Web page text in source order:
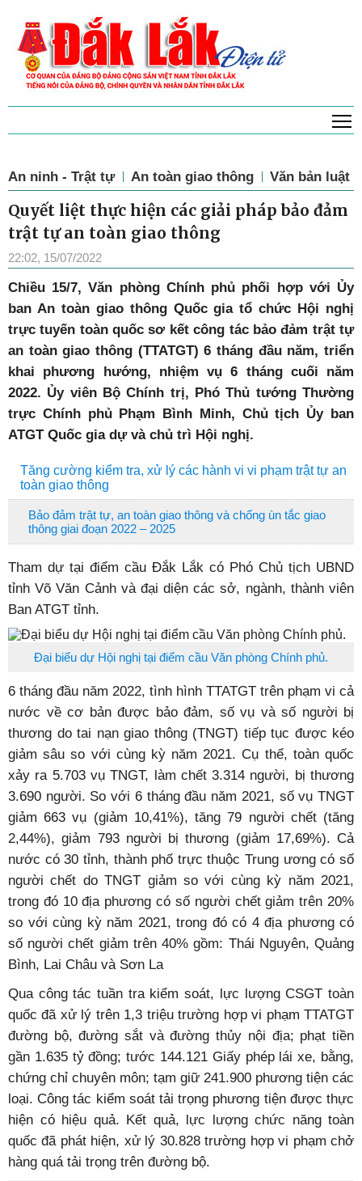
An ninh - Trật tự An toàn giao thông Văn bản luật
Quyết liệt thực hiện các giải pháp bảo đảm
trật tự an toàn giao thông
22:02, 15/07/2022
Chiều 15/7, Văn phòng Chính phủ phối hợp với Ủy
ban An toàn giao thông Quốc gia tổ chức Hội nghị
trực tuyến toàn quốc sơ kết công tác bảo đảm trật tự
an toàn giao thông (TTATGT) 6 tháng đầu năm, triển
khai phương hướng, nhiệm vụ 6 tháng cuối năm
2022. Ủy viên Bộ Chính trị, Phó Thủ tướng Thường
trực Chính phủ Phạm Bình Minh, Chủ tịch Ủy ban
ATGT Quốc gia dự và chủ trì Hội nghị.
Tăng cường kiểm tra, xử lý các hành vi vi phạm trật tự an
toàn giao thông
Bảo đảm trật tự, an toàn giao thông và chống ùn tắc giao
thông giai đoạn 2022 – 2025
Tham dự tại điểm cầu Đắk Lắk có Phó Chủ tịch UBND
tỉnh Võ Văn Cảnh và đại diện các sở, ngành, thành viên
Ban ATGT tỉnh.
Đại biểu dự Hội nghị tại điểm cầu Văn phòng Chính phủ.
6 tháng đầu năm 2022, tình hình TTATGT trên phạm vi cả
nước về cơ bản được bảo đảm, số vụ và số người bị
thương do tai nạn giao thông (TNGT) tiếp tục được kéo
giảm sâu so với cùng kỳ năm 2021. Cụ thể, toàn quốc
xảy ra 5.703 vụ TNGT, làm chết 3.314 người, bị thương
3.690 người. So với 6 tháng đầu năm 2021, số vụ TNGT
giảm 663 vụ (giảm 10,41%), tăng 79 người chết (tăng
2,44%), giảm 793 người bị thương (giảm 17,69%). Cả
nước có 30 tỉnh, thành phố trực thuộc Trung ương có số
người chết do TNGT giảm so với cùng kỳ năm 2021,
trong đó 10 địa phương có số người chết giảm trên 20%
so với cùng kỳ năm 2021, trong đó có 4 địa phương có
số người chết giảm trên 40% gồm: Thái Nguyên, Quảng
Bình, Lai Châu và Sơn La
Qua công tác tuần tra kiểm soát, lực lượng CSGT toàn
quốc đã xử lý trên 1,3 triệu trường hợp vi phạm TTATGT
đường bộ, đường sắt và đường thủy nội địa; phạt tiền
gần 1.635 tỷ đồng; tước 144.121 Giấy phép lái xe, bằng,
chứng chỉ chuyên môn; tạm giữ 241.900 phương tiện các
loại. Công tác kiểm soát tải trọng phương tiện được thực
hiện có hiệu quả. Kết quả, lực lượng chức năng toàn
quốc đã phát hiện, xử lý 30.828 trường hợp vi phạm chở
hàng quá tải trọng trên đường bộ.